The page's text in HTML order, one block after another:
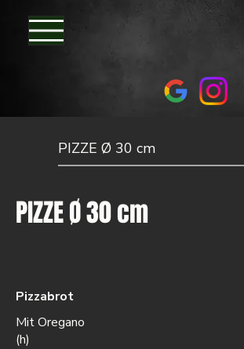
PIZZE Ø 30 cm
PIZZE Ø 30 cm
Pizzabrot
Mit Oregano
(h)